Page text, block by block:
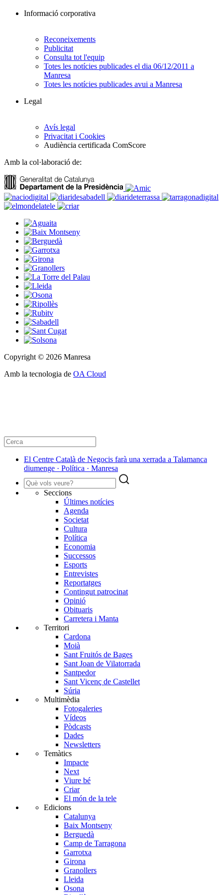
Informació corporativa
Reconeixements
Publicitat
Consulta tot l'equip
Totes les notícies publicades el dia 06/12/2011 a
Manresa
Totes les notícies publicades avui a Manresa
Legal
Avís legal
Privacitat i Cookies
Audiència certificada ComScore
Amb la col·laboració de:
Copyright © 2026 Manresa
Amb la tecnologia de OA Cloud
El Centre Català de Negocis farà una xerrada a Talamanca
diumenge · Política · Manresa
Seccions
Últimes notícies
Agenda
Societat
Cultura
Política
Economia
Successos
Esports
Entrevistes
Reportatges
Contingut patrocinat
Opinió
Obituaris
Carretera i Manta
Territori
Cardona
Moià
Sant Fruitós de Bages
Sant Joan de Vilatorrada
Santpedor
Sant Vicenç de Castellet
Súria
Multimèdia
Fotogaleries
Vídeos
Pòdcasts
Dades
Newsletters
Temàtics
Impacte
Next
Viure bé
Criar
El món de la tele
Edicions
Catalunya
Baix Montseny
Berguedà
Camp de Tarragona
Garrotxa
Girona
Granollers
Lleida
Osona